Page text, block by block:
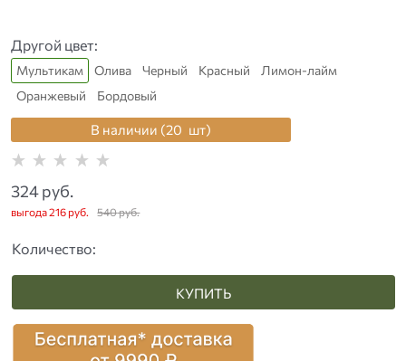
Другой цвет:
Мультикам Олива Черный Красный
Лимон-лайм
Оранжевый
Бордовый
В наличии (20 шт)
540 руб.
324 руб.
выгода216 руб.
Количество:
КУПИТЬ